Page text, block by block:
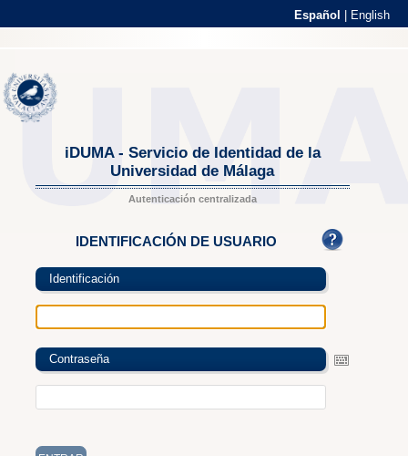
Español English
iDUMA - Servicio de Identidad de la
Universidad de Málaga
Autenticación centralizada
IDENTIFICACIÓN DE USUARIO
Identificación
Contraseña